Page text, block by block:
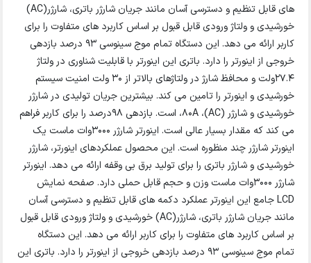
های قابل تنظیم و دسترسی آسان مانند جریان شارژر باتری، شارژر(AC)
خورشیدی و ولتاژ ورودی قابل قبول بر اساس کاربرد های متفاوت را برای
کاربر ارائه می دهد. این دستگاه تمام موج سینوسی 93 درصد بازدهی
خروجی از اینورتر را دارد. باتری این اینورتر با قابلیت شناوری در ولتاژ
27.4ولت و محافظ شارژ در ولتاژهای بالاتر از 30 ولت امنیت سیستم
خورشیدی و اینورتر را تامین می کند. بیشترین جریان تولیدی در شارژر
خورشیدی و شارژر (AC)، 80A، است. بازدهی 98درصد را برای کاربر فراهم
می کند که مقدار بسیار عالی است. اینورتر شارژر 3000وات ماست یک
اینورتر شارژر چند منظوره است. این محصول عملکردهای اینورتر، شارژر
خورشیدی و شارژر باتری را برای تولید برق بی وقفه ارائه می دهد. اینورتر
شارژر 3000وات ماست وزن و حجم قابل حملی دارد. صفحه نمایش
LCD جامع این اینورتر عملکرد دکمه های قابل تنظیم و دسترسی آسان
مانند جریان شارژر باتری، شارژر(AC) خورشیدی و ولتاژ ورودی قابل قبول
بر اساس کاربرد های متفاوت را برای کاربر ارائه می دهد. این دستگاه
تمام موج سینوسی 93 درصد بازدهی خروجی از اینورتر را دارد. باتری این